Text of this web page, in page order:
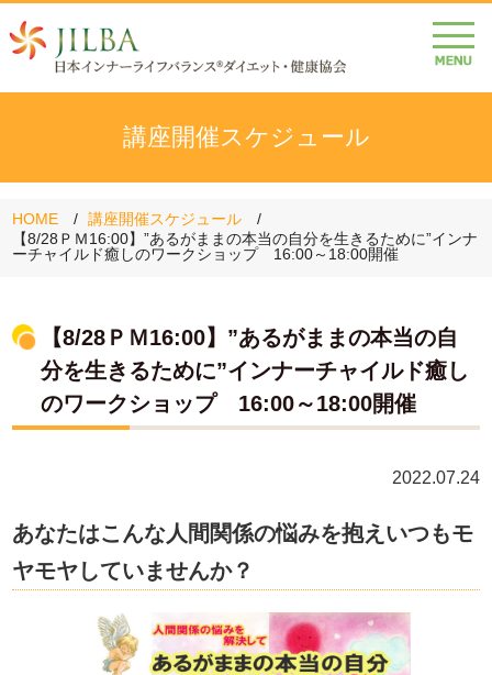
講座開催スケジュール
HOME
講座開催スケジュール
【8/28ＰＭ16:00】”あるがままの本当の自分を生きるために”インナ
ーチャイルド癒しのワークショップ 16:00～18:00開催
【8/28ＰＭ16:00】”あるがままの本当の自
分を生きるために”インナーチャイルド癒し
のワークショップ 16:00～18:00開催
2022.07.24
あなたはこんな人間関係の悩みを抱えいつもモ
ヤモヤしていませんか？